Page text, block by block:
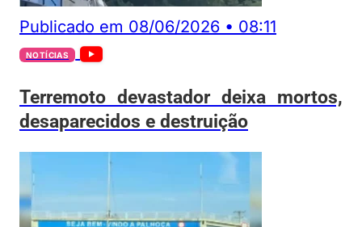
Publicado em 08/06/2026 • 08:11
NOTÍCIAS
Terremoto devastador deixa mortos,
desaparecidos e destruição